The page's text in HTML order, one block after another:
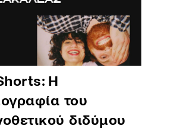
Η
του
διδύμου